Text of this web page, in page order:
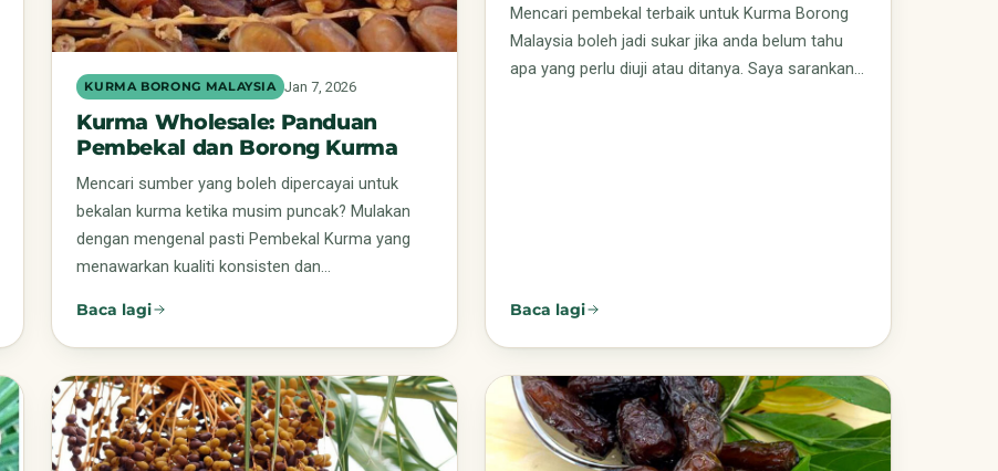
KURMA BORONG MALAYSIA Jan 7, 2026
Kurma Wholesale: Panduan
Pembekal dan Borong Kurma
Mencari sumber yang boleh dipercayai untuk
bekalan kurma ketika musim puncak? Mulakan
dengan mengenal pasti Pembekal Kurma yang
menawarkan kualiti konsisten dan…
Baca lagi
Mencari pembekal terbaik untuk Kurma Borong
Malaysia boleh jadi sukar jika anda belum tahu
apa yang perlu diuji atau ditanya. Saya sarankan…
Baca lagi